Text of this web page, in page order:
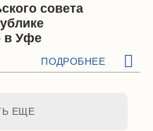
совета
в Уфе
ПОДРОБНЕЕ
ЕЩЕ